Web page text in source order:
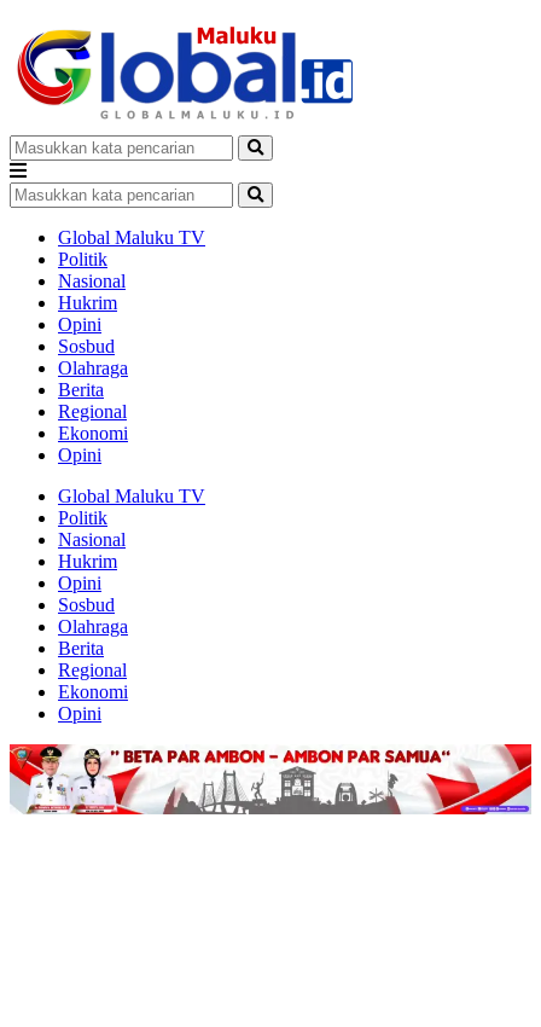
Global Maluku TV
Politik
Nasional
Hukrim
Opini
Sosbud
Olahraga
Berita
Regional
Ekonomi
Opini
Global Maluku TV
Politik
Nasional
Hukrim
Opini
Sosbud
Olahraga
Berita
Regional
Ekonomi
Opini